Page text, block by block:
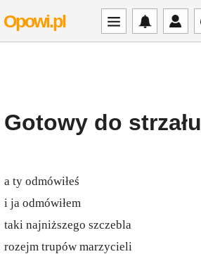
Opowi.pl
Gotowy do strzału
a ty odmówiłeś
i ja odmówiłem
taki najniższego szczebla
rozejm trupów marzycieli